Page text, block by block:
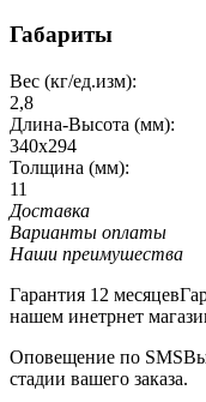
Габариты
Вес (кг/ед.изм):
2,8
Длина-Высота (мм):
340х294
Толщина (мм):
11
Доставка
Варианты оплаты
Наши преимушества
Гарантия 12 месяцев
нашем инетрнет
Оповещение по SMS
стадии вашего заказа.